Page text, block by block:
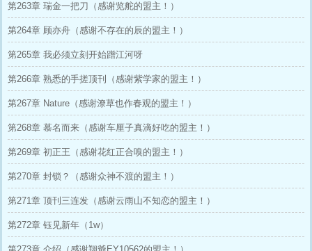
第263章 瑞金一把刀（感谢览舵的盟主！）
第264章 顾亦舟（感谢不存在的辰的盟主！）
第265章 我必须立刻开始蹭江河呀
第266章 熟悉的手搓顶刊（感谢紫学家的盟主！）
第267章 Nature（感谢潦草也作春观的盟主！）
第268章 慕名而来（感谢车厘子真滴好吃的盟主！）
第269章 初正王（感谢花红正合嗅的盟主！）
第270章 封锁？（感谢众神不渡的盟主！）
第271章 顶刊三连发（感谢云雨山不知恋的盟主！）
第272章 钰见新年（1w）